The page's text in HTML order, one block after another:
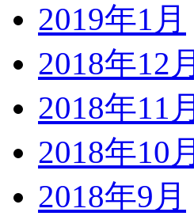
2019年1月
2018年12月
2018年11月
2018年10月
2018年9月